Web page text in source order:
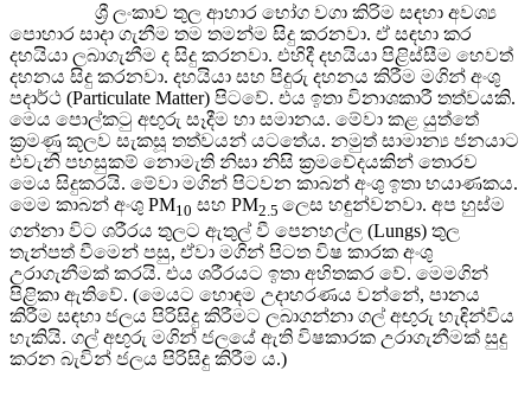
ශ්‍රී ලංකාව තුල ආහාර භෝග වගා කිරිම සඳහා අවශ්‍ය
පොහාර සාදා ගැනීම තම තමන්ම සිදු කරනවා. ඒ සඳහා කර
දහයියා ලබාගැනීම ද සිදු කරනවා. එහිදී දහයියා පිළිස්සීම හෙවත්
දහනය සිදු කරනවා. දහයියා සහ පිදුරු දහනය කිරීම මගින් අංශු
පදාර්ථ (Particulate Matter) පිටවේ. එය ඉතා විනාශකාරී තත්වයකි.
මෙය පොල්කටු අඟුරු සෑදීම හා සමානය. මේවා කළ යුත්තේ
ක්‍රමණු කූලව සැකසූ තත්වයන් යටතේය. නමුත් සාමාන්‍ය ජනයාට
එවැනි පහසුකම් නොමැති නිසා නිසි ක්‍රමවේදයකින් තොරව
මෙය සිදුකරයි. මේවා මගින් පිටවන කාබන් අංශු ඉතා භයාණකය.
මෙම කාබන් අංශු PM10 සහ PM2.5 ලෙස හඳුන්වනවා. අප හුස්ම
ගන්නා විට ශරීරය තුලට ඇතුල් වී පෙනහල්ල (Lungs) තුල
තැන්පත් වීමෙන් පසු, ඒවා මගින් පිටත විෂ කාරක අංශු
උරාගැනීමක් කරයි. එය ශරීරයට ඉතා අහිතකර වේ. මෙමගින්
පිළිකා ඇතිවේ. (මෙයට හොඳම උදාහරණය වන්නේ, පානය
කිරීම සඳහා ජලය පිරිසිදු කිරීමට ලබාගන්නා ගල් අඟුරු හැඳින්විය
හැකියි. ගල් අඟුරු මගින් ජලයේ ඇති විෂකාරක උරාගැනීමක් සුදු
කරන බැවින් ජලය පිරිසිදු කිරීම ය.)